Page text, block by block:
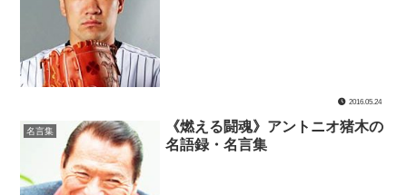
2016.05.24
名言集
《燃える闘魂》アントニオ猪木の
名語録・名言集